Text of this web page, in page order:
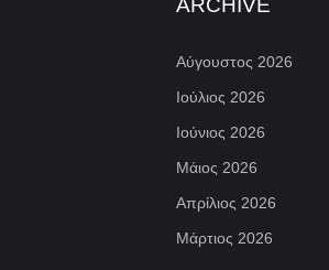
Αύγουστος 2026
Ιούλιος 2026
Ιούνιος 2026
Μάιος 2026
Απρίλιος 2026
Μάρτιος 2026